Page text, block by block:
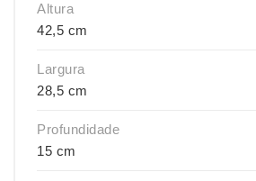
Altura
42,5 cm
Largura
28,5 cm
Profundidade
15 cm